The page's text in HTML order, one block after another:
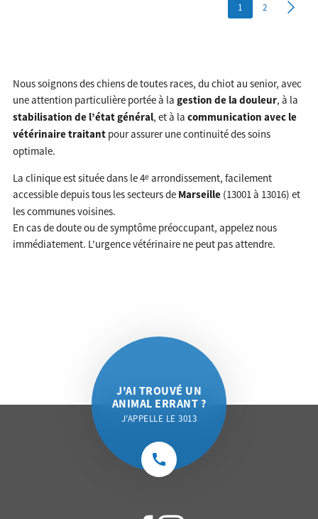
1 2
Nous soignons des chiens de toutes races, du chiot au senior, avec
une attention particulière portée à la gestion de la douleur, à la
stabilisation de l’état général, et à la communication avec le
vétérinaire traitantpour assurer une continuité des soins
optimale.
La clinique est située dans le 4ᵉ arrondissement, facilement
accessible depuis tous les secteurs de Marseille(13001 à 13016) et
les communes voisines.
En cas de doute ou de symptôme préoccupant, appelez nous
immédiatement. L'urgence vétérinaire ne peut pas attendre.
J'AI TROUVÉ UN
ANIMAL ERRANT ?
J'APPELLE LE 3013
call